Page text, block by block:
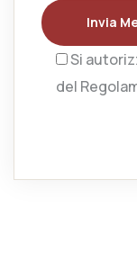
Invia
Si
del